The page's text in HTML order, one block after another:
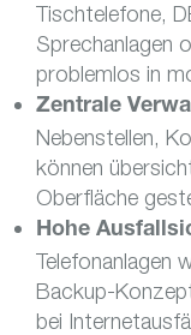
Tischtelefone,
Sprechanlagen
problemlos in
Zentrale
Nebenstellen,
können
Oberfläche
Hohe
Telefonanlagen
Backup-
bei